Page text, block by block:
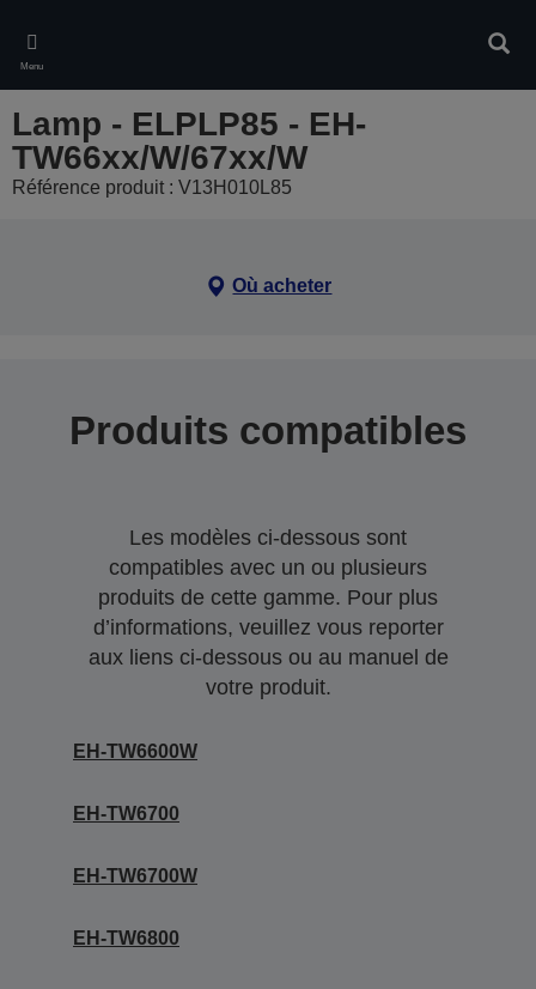
main
content
Menu
Lamp - ELPLP85 - EH-
TW66xx/W/67xx/W
Référence produit : V13H010L85
Où acheter
Produits compatibles
Les modèles ci-dessous sont
compatibles avec un ou plusieurs
produits de cette gamme. Pour plus
d’informations, veuillez vous reporter
aux liens ci-dessous ou au manuel de
votre produit.
EH-TW6600W
EH-TW6700
EH-TW6700W
EH-TW6800